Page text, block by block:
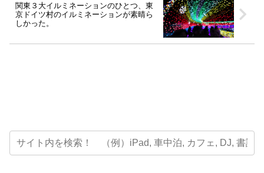
関東３大イルミネーションのひとつ、東
京ドイツ村のイルミネーションが素晴ら
しかった。